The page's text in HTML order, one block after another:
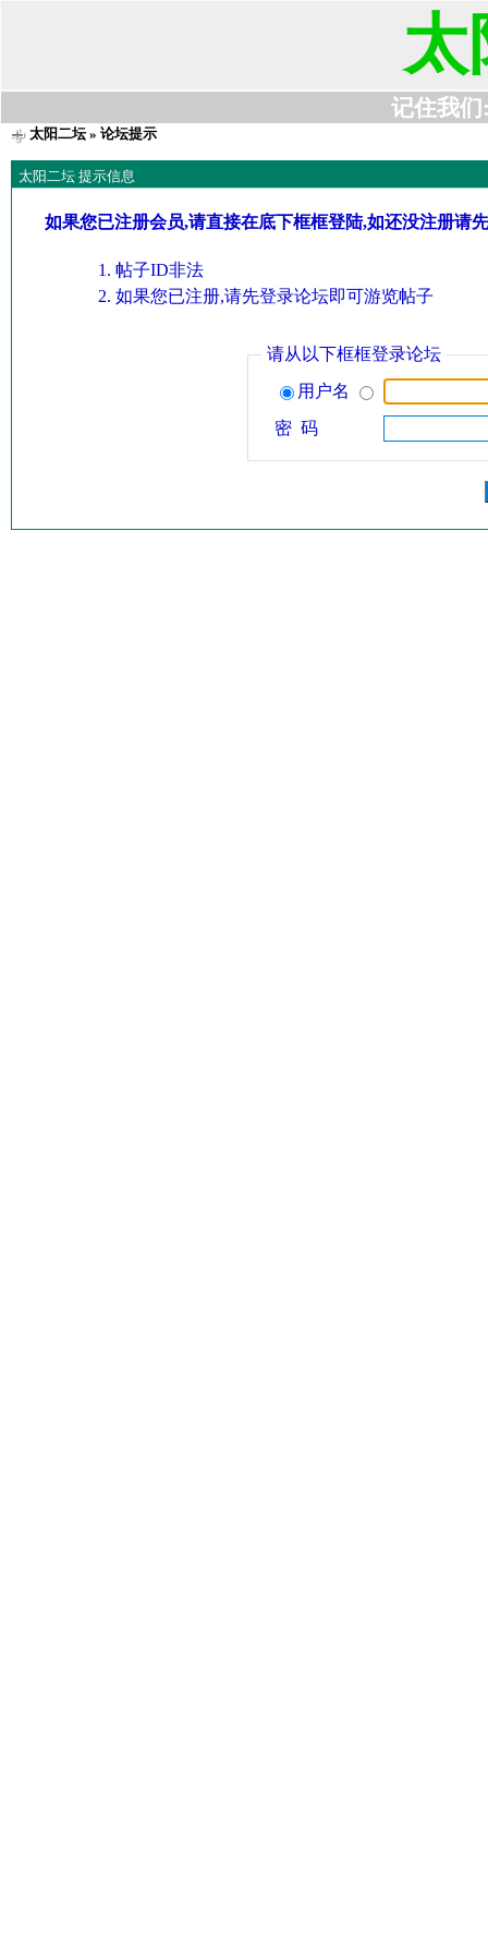
太
记住我们
太阳二坛» 论坛提示
太阳二坛 提示信息
如果您已注册会员,请直接在底下框框登陆,如还没注册请
帖子ID非法
如果您已注册,请先登录论坛即可游览帖子
请从以下框框登录论坛
用户名
密 码